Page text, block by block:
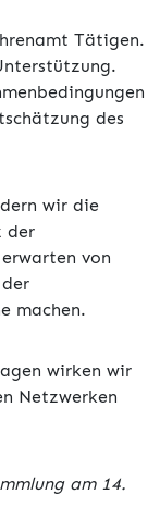
Tätigen.
des
wir die
der
von
machen.
wirken wir
Netzwerken
am 14.